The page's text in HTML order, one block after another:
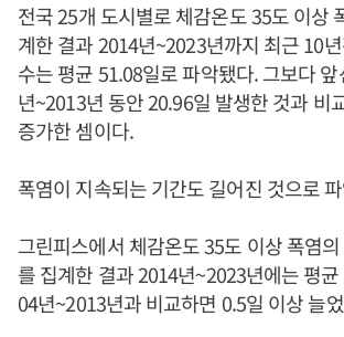
전국 25개 도시별로 체감온도 35도 이상
계한 결과 2014년~2023년까지 최근 10
수는 평균 51.08일로 파악됐다. 그보다
년~2013년 동안 20.96일 발생한 것과 비
증가한 셈이다.
폭염이 지속되는 기간도 길어진 것으로
그린피스에서 체감온도 35도 이상 폭염
를 집계한 결과 2014년~2023년에는 평
04년~2013년과 비교하면 0.5일 이상 늘